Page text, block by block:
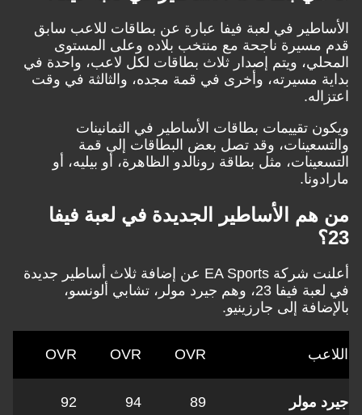
في لعبة فيفا عبارة عن بطاقات للاعب سابق
ناجحة مع منتخب بلاده وعلى المستوى
ويتم إصدار ثلاث بطاقات لكل لاعب، واحدة في
مسيرته، وأخرى في قمة مجده، والثالثة في وقت
تقييمات بطاقات الأساطير في الثمانينات
وقد تصل بعض البطاقات إلى قمة
مثل بطاقة رونالدو الظاهرة، أو بيليه، أو
الأساطير الجديدة في لعبة فيفا
أعلنت شركة EA Sports عن إضافة ثلاث أساطير جديدة
في لعبة فيفا 23، وهم جيرد مولر، تشابي ألونسو،
إلى جارزينيو.
OVR
OVR
مولر